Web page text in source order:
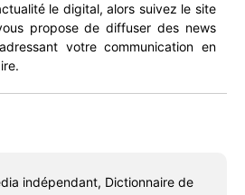
le digital, alors suivez le site
propose de diffuser des news
votre communication en
indépendant, Dictionnaire de